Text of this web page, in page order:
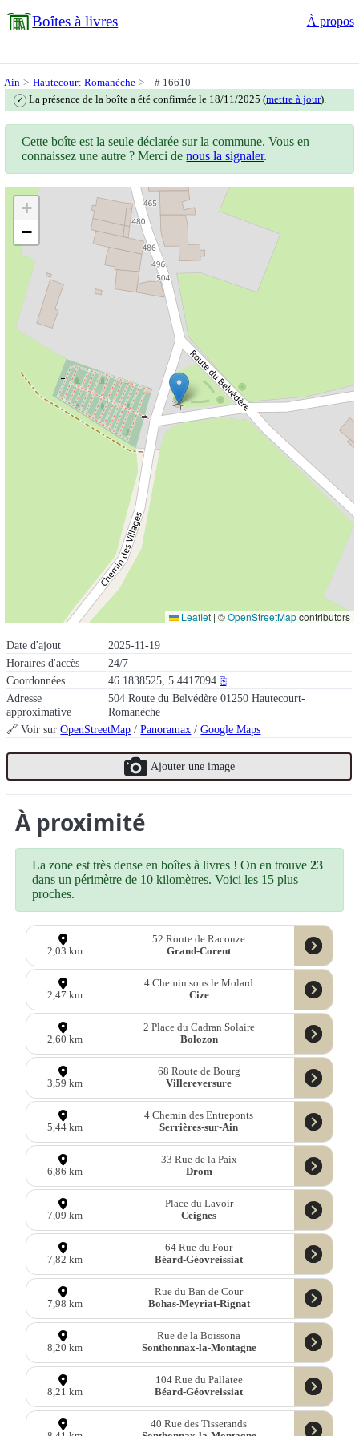
Boîtes à livres À propos
Ain Hautecourt-Romanèche # 16610
✓ La présence de la boîte a été confirmée le 18/11/2025 (mettre à jour).
Date d'ajout
2025-11-19
Horaires d'accès
24/7
Coordonnées
46.1838525, 5.4417094 ⎘
Adresse
approximative
504 Route du Belvédère 01250 Hautecourt-
Romanèche
🔗 Voir surOpenStreetMap /Panoramax /Google Maps
Ajouter une image
Cette boîte est la seule déclarée sur la commune. Vous en
connaissez une autre ? Merci denous la signaler.
+
−
Leaflet | ©OpenStreetMapcontributors
À proximité
La zone est très dense en boîtes à livres ! On en trouve23
dans un périmètre de 10 kilomètres. Voici les 15 plus
proches.
2,03 km
52 Route de Racouze
Grand-Corent
2,47 km
4 Chemin sous le Molard
Cize
2,60 km
2 Place du Cadran Solaire
Bolozon
3,59 km
68 Route de Bourg
Villereversure
5,44 km
4 Chemin des Entreponts
Serrières-sur-Ain
6,86 km
33 Rue de la Paix
Drom
7,09 km
Place du Lavoir
Ceignes
7,82 km
64 Rue du Four
Béard-Géovreissiat
7,98 km
Rue du Ban de Cour
Bohas-Meyriat-Rignat
8,20 km
Rue de la Boissona
Sonthonnax-la-Montagne
8,21 km
104 Rue du Pallatee
Béard-Géovreissiat
40 Rue des Tisserands